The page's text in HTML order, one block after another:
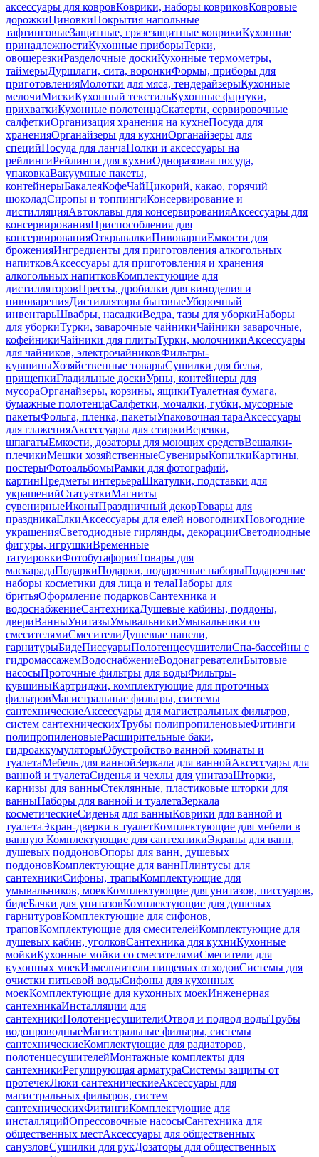
аксессуары для ковровКоврики, наборы ковриковКовровые
дорожкиЦиновкиПокрытия напольные
тафтинговыеЗащитные, грязезащитные коврикиКухонные
принадлежностиКухонные приборыТерки,
овощерезкиРазделочные доскиКухонные термометры,
таймерыДуршлаги, сита, воронкиФормы, приборы для
приготовленияМолотки для мяса, тендерайзерыКухонные
мелочиМискиКухонный текстильКухонные фартуки,
прихваткиКухонные полотенцаСкатерти, сервировочные
салфеткиОрганизация хранения на кухнеПосуда для
храненияОрганайзеры для кухниОрганайзеры для
специйПосуда для ланчаПолки и аксессуары на
рейлингиРейлинги для кухниОдноразовая посуда,
упаковкаВакуумные пакеты,
контейнерыБакалеяКофеЧайЦикорий, какао, горячий
шоколадСиропы и топпингиКонсервирование и
дистилляцияАвтоклавы для консервированияАксессуары для
консервированияПриспособления для
консервированияОткрывалкиПивоварниЕмкости для
броженияИнгредиенты для приготовления алкогольных
напитковАксессуары для приготовления и хранения
алкогольных напитковКомплектующие для
дистилляторовПрессы, дробилки для виноделия и
пивоваренияДистилляторы бытовыеУборочный
инвентарьШвабры, насадкиВедра, тазы для уборкиНаборы
для уборкиТурки, заварочные чайникиЧайники заварочные,
кофейникиЧайники для плитыТурки, молочникиАксессуары
для чайников, электрочайниковФильтры-
кувшиныХозяйственные товарыСушилки для белья,
прищепкиГладильные доскиУрны, контейнеры для
мусораОрганайзеры, корзины, ящикиТуалетная бумага,
бумажные полотенцаСалфетки, мочалки, губки, мусорные
пакетыФольга, пленка, пакетыУпаковочная тараАксессуары
для глаженияАксессуары для стиркиВеревки,
шпагатыЕмкости, дозаторы для моющих средствВешалки-
плечикиМешки хозяйственныеСувенирыКопилкиКартины,
постерыФотоальбомыРамки для фотографий,
картинПредметы интерьераШкатулки, подставки для
украшенийСтатуэткиМагниты
сувенирныеИконыПраздничный декорТовары для
праздникаЕлкиАксессуары для елей новогоднихНовогодние
украшенияСветодиодные гирлянды, декорацииСветодиодные
фигуры, игрушкиВременные
татуировкиФотобутафорияТовары для
маскарадаПодаркиПодарки, подарочные наборыПодарочные
наборы косметики для лица и телаНаборы для
бритьяОформление подарковСантехника и
водоснабжениеСантехникаДушевые кабины, поддоны,
двериВанныУнитазыУмывальникиУмывальники со
смесителямиСмесителиДушевые панели,
гарнитурыБидеПиссуарыПолотенцесушителиСпа-бассейны с
гидромассажемВодоснабжениеВодонагревателиБытовые
насосыПроточные фильтры для водыФильтры-
кувшиныКартриджи, комплектующие для проточных
фильтровМагистральные фильтры, системы
сантехническиеАксессуары для магистральных фильтров,
систем сантехническихТрубы полипропиленовыеФитинги
полипропиленовыеРасширительные баки,
гидроаккумуляторыОбустройство ванной комнаты и
туалетаМебель для ваннойЗеркала для ваннойАксессуары для
ванной и туалетаСиденья и чехлы для унитазаШторки,
карнизы для ванныСтеклянные, пластиковые шторки для
ванныНаборы для ванной и туалетаЗеркала
косметическиеСиденья для ванныКоврики для ванной и
туалетаЭкран-дверки в туалетКомплектующие для мебели в
ванную Комплектующие для сантехникиЭкраны для ванн,
душевых поддоновОпоры для ванн, душевых
поддоновКомплектующие для ваннПлинтусы для
сантехникиСифоны, трапыКомплектующие для
умывальников, моекКомплектующие для унитазов, писсуаров,
бидеБачки для унитазовКомплектующие для душевых
гарнитуровКомплектующие для сифонов,
траповКомплектующие для смесителейКомплектующие для
душевых кабин, уголковСантехника для кухниКухонные
мойкиКухонные мойки со смесителямиСмесители для
кухонных моекИзмельчители пищевых отходовСистемы для
очистки питьевой водыСифоны для кухонных
моекКомплектующие для кухонных моекИнженерная
сантехникаИнсталляции для
сантехникиПолотенцесушителиОтвод и подвод водыТрубы
водопроводныеМагистральные фильтры, системы
сантехническиеКомплектующие для радиаторов,
полотенцесушителейМонтажные комплекты для
сантехникиРегулирующая арматураСистемы защиты от
протечекЛюки сантехническиеАксессуары для
магистральных фильтров, систем
сантехническихФитингиКомплектующие для
инсталляцийОпрессовочные насосыСантехника для
общественных местАксессуары для общественных
санузловСушилки для рукДозаторы для общественных